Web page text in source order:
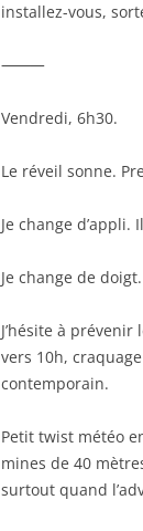
installez-vous,
⸻
Vendredi, 6h30.
Le réveil sonne.
Je change d’appli.
Je change de
J’hésite à
vers 10h,
contemporain.
Petit twist météo
mines de 40
surtout quand